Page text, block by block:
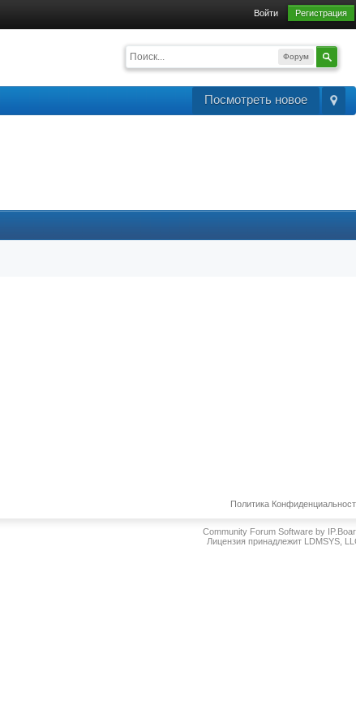
Войти Регистрация
Форум
Посмотреть новое
Политика
Community Forum Software by
Лицензия принадлежит LDMSYS,